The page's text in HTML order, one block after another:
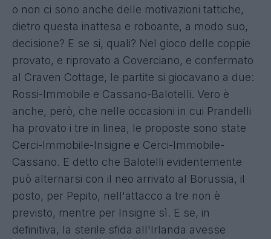
o non ci sono anche delle motivazioni tattiche,
dietro questa inattesa e roboante, a modo suo,
decisione? E se si, quali? Nel gioco delle coppie
provato, e riprovato a Coverciano, e confermato
al Craven Cottage, le partite si giocavano a due:
Rossi-Immobile e Cassano-Balotelli. Vero è
anche, però, che nelle occasioni in cui Prandelli
ha provato i tre in linea, le proposte sono state
Cerci-Immobile-Insigne e Cerci-Immobile-
Cassano. E detto che Balotelli evidentemente
può alternarsi con il neo arrivato al Borussia, il
posto, per Pepito, nell'attacco a tre non è
previsto, mentre per Insigne sì. E se, in
definitiva, la sterile sfida all'Irlanda avesse